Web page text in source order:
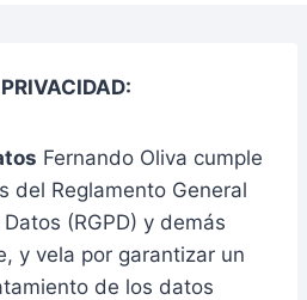
Fernando Oliva cumple
del Reglamento General
(RGPD) y demás
y vela por garantizar un
de los datos